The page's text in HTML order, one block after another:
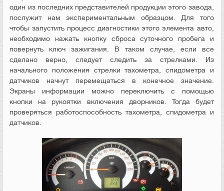
один из последних представителей продукции этого завода,
послужит нам экспериментальным образцом. Для того
чтобы запустить процесс диагностики этого элемента авто,
необходимо нажать кнопку сброса суточного пробега и
повернуть ключ зажигания. В таком случае, если все
сделано верно, следует следить за стрелками. Из
начального положения стрелки тахометра, спидометра и
датчиков начнут перемещаться в конечное значение.
Экраны информации можно переключить с помощью
кнопки на рукоятки включения дворников. Тогда будет
проверяться работоспособность тахометра, спидометра и
датчиков.